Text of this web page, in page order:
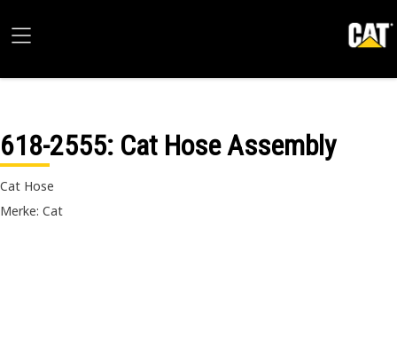
618-2555: Cat Hose Assembly
Cat Hose
Merke: Cat